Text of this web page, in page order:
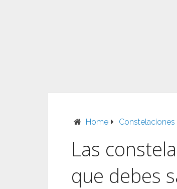
Home Constelaciones
Las
que debes